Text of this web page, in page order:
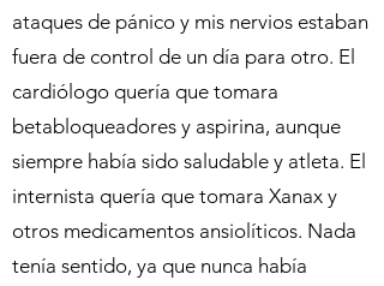
ataques de pánico y mis nervios estaban
fuera de control de un día para otro. El
cardiólogo quería que tomara
betabloqueadores y aspirina, aunque
siempre había sido saludable y atleta. El
internista quería que tomara Xanax y
otros medicamentos ansiolíticos. Nada
tenía sentido, ya que nunca había